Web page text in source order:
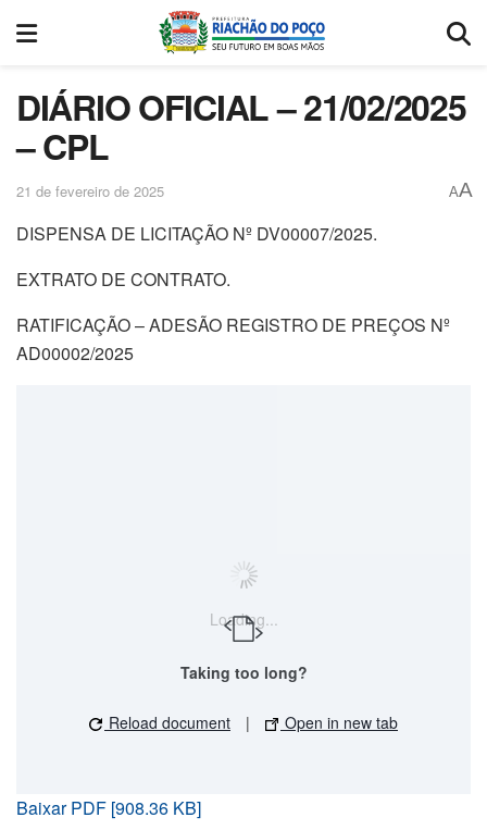
DIÁRIO OFICIAL – 21/02/2025
– CPL
21 de fevereiro de 2025 AA
DISPENSA DE LICITAÇÃO Nº DV00007/2025.
EXTRATO DE CONTRATO.
RATIFICAÇÃO – ADESÃO REGISTRO DE PREÇOS Nº
AD00002/2025
Loading...
Taking too long?
Reload document | Open in new tab
Baixar PDF [908.36 KB]